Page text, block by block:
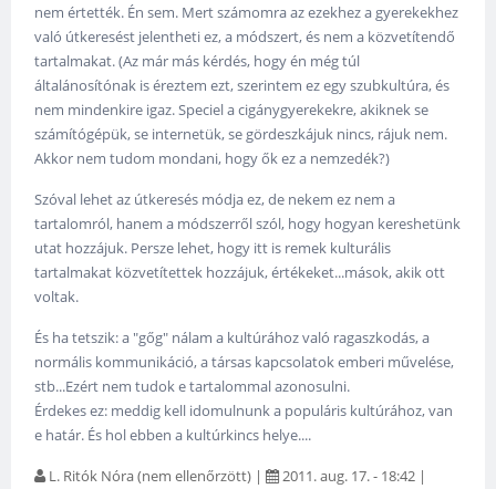
nem értették. Én sem. Mert számomra az ezekhez a gyerekekhez
való útkeresést jelentheti ez, a módszert, és nem a közvetítendő
tartalmakat. (Az már más kérdés, hogy én még túl
általánosítónak is éreztem ezt, szerintem ez egy szubkultúra, és
nem mindenkire igaz. Speciel a cigánygyerekekre, akiknek se
számítógépük, se internetük, se gördeszkájuk nincs, rájuk nem.
Akkor nem tudom mondani, hogy ők ez a nemzedék?)
Szóval lehet az útkeresés módja ez, de nekem ez nem a
tartalomról, hanem a módszerről szól, hogy hogyan kereshetünk
utat hozzájuk. Persze lehet, hogy itt is remek kulturális
tartalmakat közvetítettek hozzájuk, értékeket...mások, akik ott
voltak.
És ha tetszik: a "gőg" nálam a kultúrához való ragaszkodás, a
normális kommunikáció, a társas kapcsolatok emberi művelése,
stb...Ezért nem tudok e tartalommal azonosulni.
Érdekes ez: meddig kell idomulnunk a populáris kultúrához, van
e határ. És hol ebben a kultúrkincs helye....
L. Ritók Nóra (nem ellenőrzött) | 2011. aug. 17. - 18:42 |